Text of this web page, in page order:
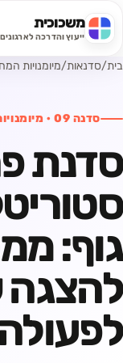
משכוכית
ייעוץ והדרכה לארגוניםחיפוש באתר
בית/סדנאות/מיומנויות
סדנה 09
·
סדנת
גוף:
להצגה
לפעולה